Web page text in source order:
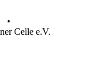
•
Celle e.V.